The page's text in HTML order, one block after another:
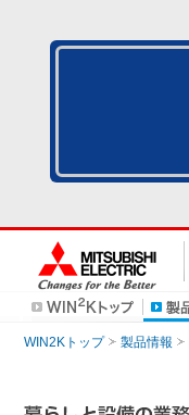
WIN2Kトップ 製品情報